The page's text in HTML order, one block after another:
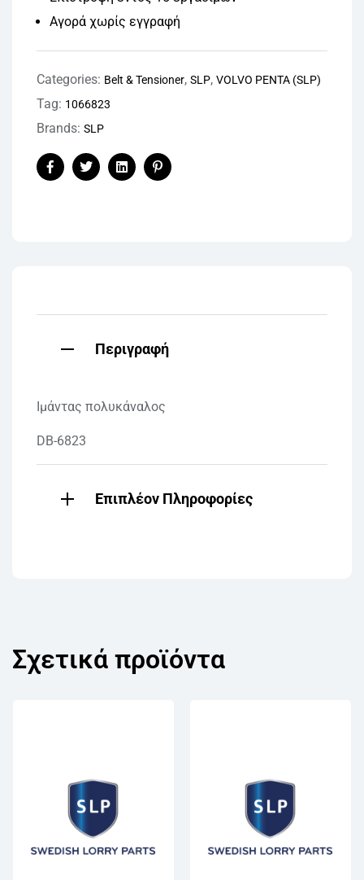
Αγορά χωρίς εγγραφή
Categories: Belt & Tensioner, SLP, VOLVO PENTA (SLP)
Tag: 1066823
Brands: SLP
FacebookTwitterLinkedinPinterest
Περιγραφή
Ιμάντας πολυκάναλος
DB-6823
Επιπλέον Πληροφορίες
Σχετικά προϊόντα